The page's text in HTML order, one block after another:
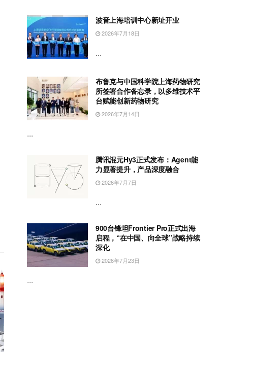
波音上海培训中心新址开业
2026年7月18日
...
布鲁克与中国科学院上海药物研究
所签署合作备忘录，以多维技术平
台赋能创新药物研究
2026年7月14日
...
腾讯混元Hy3正式发布：Agent能
力显著提升，产品深度融合
2026年7月7日
...
900台锋坦Frontier Pro正式出海
启程，“在中国、向全球”战略持续
深化
2026年7月23日
...